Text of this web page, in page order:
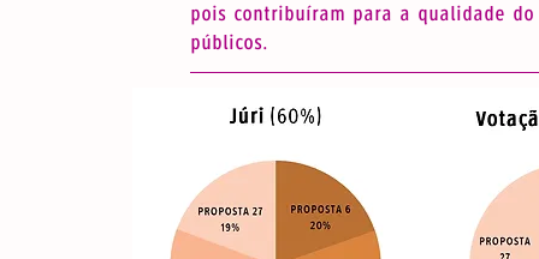
pois contribuíram para a qualidade
públicos.